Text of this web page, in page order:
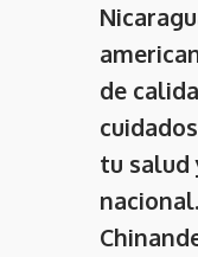
de
tu salud